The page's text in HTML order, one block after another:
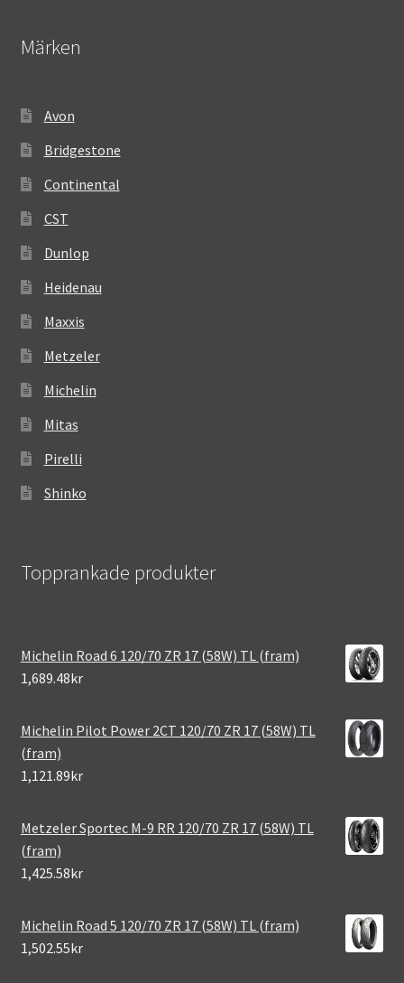
Märken
Avon
Bridgestone
Continental
CST
Dunlop
Heidenau
Maxxis
Metzeler
Michelin
Mitas
Pirelli
Shinko
Topprankade produkter
Michelin Road 6 120/70 ZR 17 (58W) TL (fram)
1,689.48kr
Michelin Pilot Power 2CT 120/70 ZR 17 (58W) TL
(fram)
1,121.89kr
Metzeler Sportec M-9 RR 120/70 ZR 17 (58W) TL
(fram)
1,425.58kr
Michelin Road 5 120/70 ZR 17 (58W) TL (fram)
1,502.55kr